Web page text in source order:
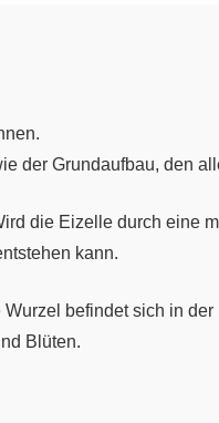
der Grundaufbau, den
die Eizelle durch eine
kann.
befindet sich in
Blüten.